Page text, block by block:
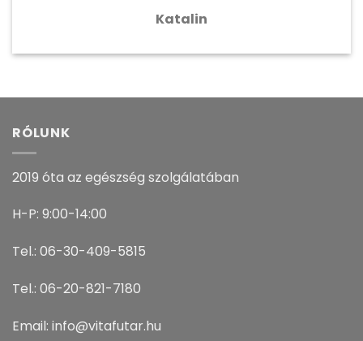
Katalin
RÓLUNK
2019 óta az egészség szolgálatában
H-P: 9:00-14:00
Tel.: 06-30-409-5815
Tel.: 06-20-821-7180
Email: info@vitafutar.hu